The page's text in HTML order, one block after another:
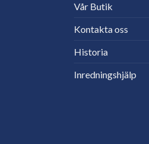
Vår Butik
Kontakta oss
Historia
Inredningshjälp